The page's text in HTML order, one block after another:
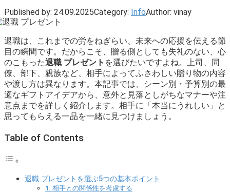
Published by: 24.09.2025Category: InfoAuthor: vinay
退職は、これまでの労をねぎらい、未来への応援を伝える節
目の瞬間です。だからこそ、贈る側としても失礼のない、心
のこもった退職 プレゼント を選びたいですよね。上司、同
僚、部下、親族など、相手によってふさわしい贈り物の内容
や渡し方は異なります。本記事では、シーン別・予算別の最
適なギフトアイデアから、意外と見落としがちなマナーや注
意点までを詳しく紹介します。相手に「本当にうれしい」と
思ってもらえる一品を一緒に見つけましょう。
Table of Contents
退職 プレゼントを選ぶ5つの基本ポイント
1. 相手との関係性を考慮する